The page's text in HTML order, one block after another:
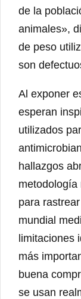
de la
animales»,
de peso
son
Al exponer
esperan
utilizados
hallazgos
metodología
para
mundial
limitaciones
más
buena
se usan